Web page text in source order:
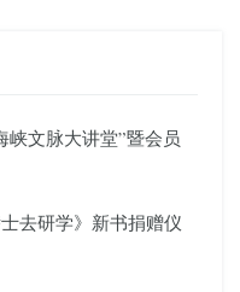
峡文脉大讲堂”暨会员
去研学》新书捐赠仪